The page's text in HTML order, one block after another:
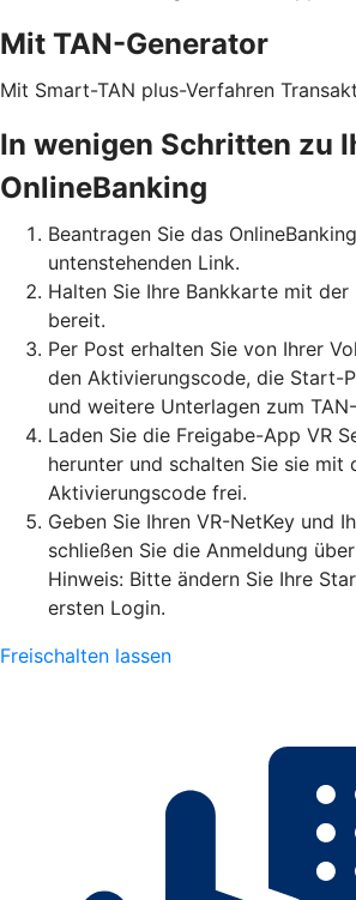
Mit TAN-Generator
Mit Smart-TAN plus-Verfahren
In wenigen Schritten zu
OnlineBanking
Beantragen Sie das
untenstehenden Link.
Halten Sie Ihre Bankkarte mit der
bereit.
Per Post erhalten Sie von Ihrer
den Aktivierungscode, die Start-
und weitere Unterlagen zum
Laden Sie die Freigabe-App VR
herunter und schalten Sie sie mit
Aktivierungscode frei.
Geben Sie Ihren VR-NetKey und
schließen Sie die Anmeldung über
Hinweis: Bitte ändern Sie Ihre
ersten Login.
Freischalten lassen